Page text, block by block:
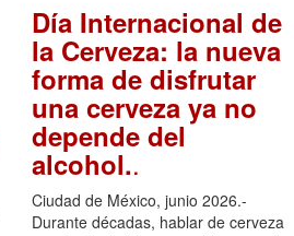
Día Internacional de
la Cerveza: la nueva
forma de disfrutar
una cerveza ya no
depende del
alcohol..
Ciudad de México, junio 2026.-
Durante décadas, hablar de cerveza